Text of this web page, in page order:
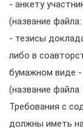
- анкету
(название
- тезисы
либо в
бумажном виде
(название
Требования с
должны иметь